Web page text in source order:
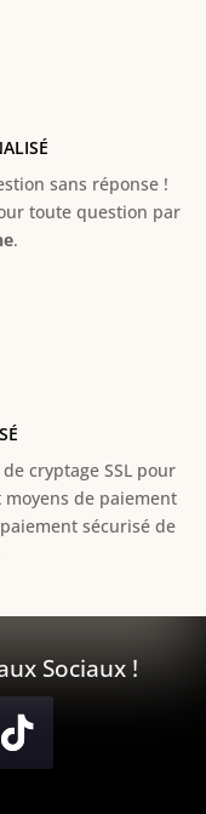
sans réponse !
toute question par
.
cryptage SSL pour
de paiement
sécurisé de
Sociaux !